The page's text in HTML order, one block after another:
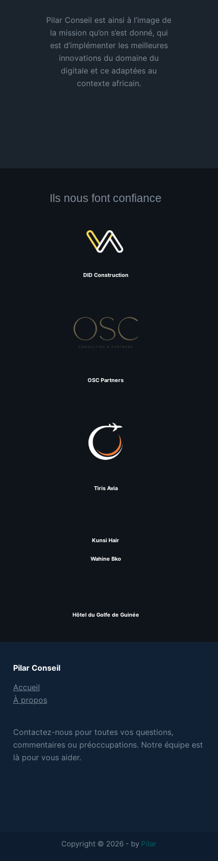
Pilar Conseil est ainsi à l’image de
la mission qu’on s’est donné, qui
est d’implémenter les meilleures
innovations du domaine du
digitale et ce adaptées au
contexte africain.
Ils nous font confiance
DID Construction
OSC Partners
Tiris Avia
Kunsi Hair
Wahine Bko
Hôtel du Golfe de Guinée
Pilar Conseil
Accueil
À propos
Contactez-nous pour toutes vos questions,
commentaires ou préoccupations. Notre équipe est
là pour vous aider.
Copyright © 2026 - by Pilar